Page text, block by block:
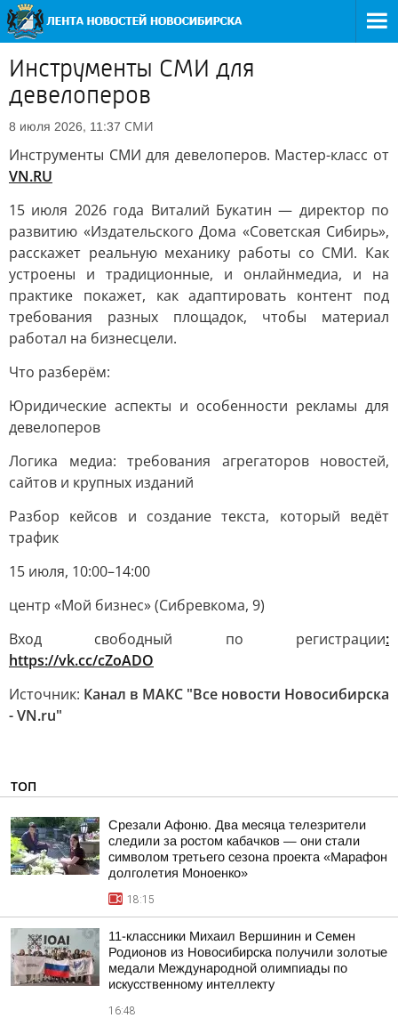
Инструменты СМИ для
девелоперов
8 июля 2026, 11:37 СМИ
Инструменты СМИ для девелоперов. Мастер-класс от
VN.RU
15 июля 2026 года Виталий Букатин — директор по
развитию «Издательского Дома «Советская Сибирь»,
расскажет реальную механику работы со СМИ. Как
устроены и традиционные, и онлайнмедиа, и на
практике покажет, как адаптировать контент под
требования разных площадок, чтобы материал
работал на бизнесцели.
Что разберём:
Юридические аспекты и особенности рекламы для
девелоперов
Логика медиа: требования агрегаторов новостей,
сайтов и крупных изданий
Разбор кейсов и создание текста, который ведёт
трафик
15 июля, 10:00–14:00
центр «Мой бизнес» (Сибревкома, 9)
Вход свободный по регистрации:
https://vk.cc/cZoADO
Источник: Канал в МАКС "Все новости Новосибирска
- VN.ru"
ТОП
Срезали Афоню. Два месяца телезрители
следили за ростом кабачков — они стали
символом третьего сезона проекта «Марафон
долголетия Моноенко»
18:15
11-классники Михаил Вершинин и Семен
Родионов из Новосибирска получили золотые
медали Международной олимпиады по
искусственному интеллекту
16:48